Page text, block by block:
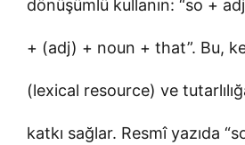
dönüşümlü kullanın: “so +
+ (adj) + noun + that”. Bu,
(lexical resource) ve
katkı sağlar. Resmî yazıda